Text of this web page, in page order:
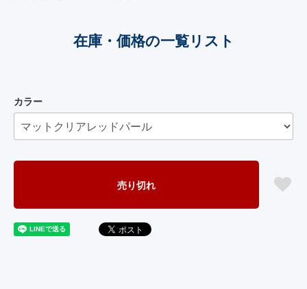
在庫・価格の一覧リスト
カラー
売り切れ